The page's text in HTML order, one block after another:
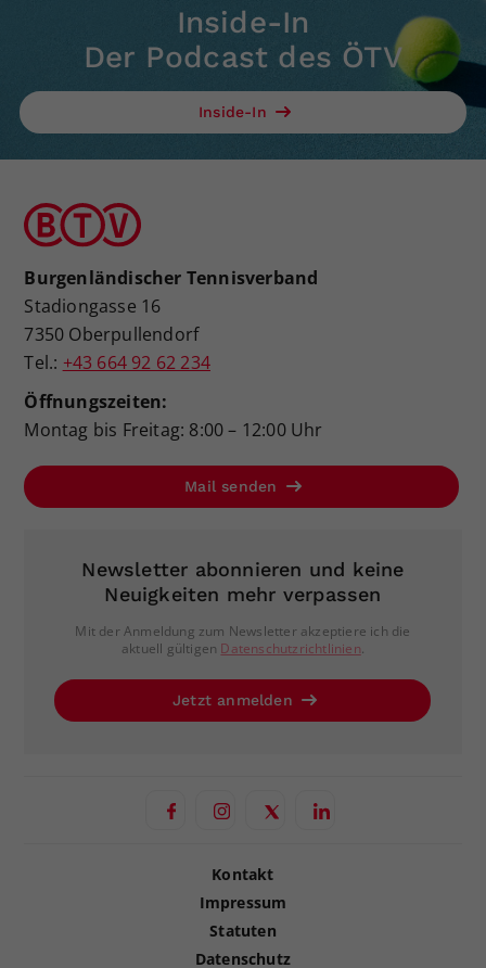
Inside-In
Der Podcast des ÖTV
Inside-In
Burgenländischer Tennisverband
Stadiongasse 16
7350 Oberpullendorf
Tel.: +43 664 92 62 234
Öffnungszeiten:
Montag bis Freitag: 8:00 – 12:00 Uhr
Mail senden
Newsletter abonnieren und keine
Neuigkeiten mehr verpassen
Mit der Anmeldung zum Newsletter akzeptiere ich die
aktuell gültigen Datenschutzrichtlinien.
Jetzt anmelden
Kontakt
Impressum
Statuten
Datenschutz